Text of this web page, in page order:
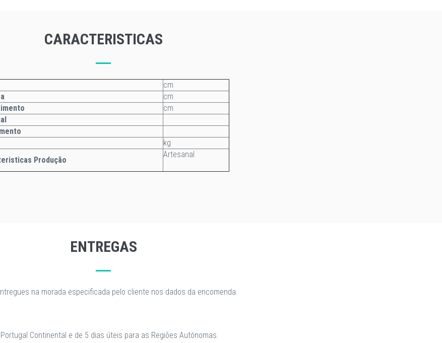
CARACTERISTICAS
cm
cm
cm
kg
Produção
Artesanal
ENTREGAS
na morada especificada pelo cliente nos dados da encomenda.
Continental e de 5 dias úteis para as Regiões Autónomas.